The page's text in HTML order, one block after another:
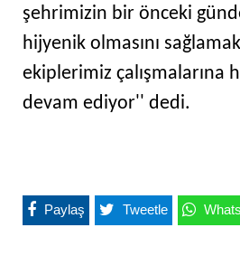
şehrimizin bir önceki
hijyenik olmasını
ekiplerimiz çalışmalarına
devam ediyor'' dedi.
Paylaş Tweetle